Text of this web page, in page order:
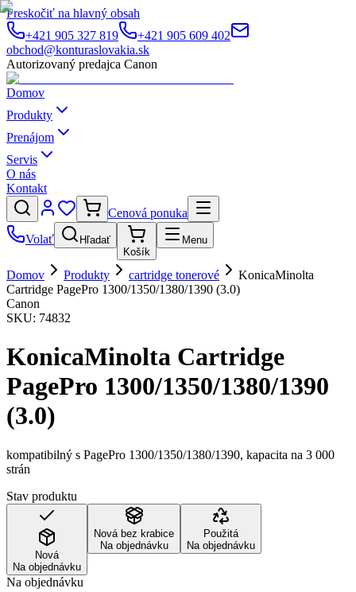
Preskočiť na hlavný obsah
+421 905 327 819
+421 905 609 402
obchod@konturaslovakia.sk
Autorizovaný predajca Canon
Domov
Produkty
Prenájom
Servis
O nás
Kontakt
Cenová ponuka
Volať
Hľadať
Košík
Menu
Domov Produkty cartridge tonerové
KonicaMinolta
Cartridge PagePro 1300/1350/1380/1390 (3.0)
Canon
SKU: 74832
KonicaMinolta Cartridge
PagePro 1300/1350/1380/1390
(3.0)
kompatibilný s PagePro 1300/1350/1380/1390, kapacita na 3 000
strán
Stav produktu
Nová
Na objednávku
Nová bez krabice
Na objednávku
Použitá
Na objednávku
Na objednávku